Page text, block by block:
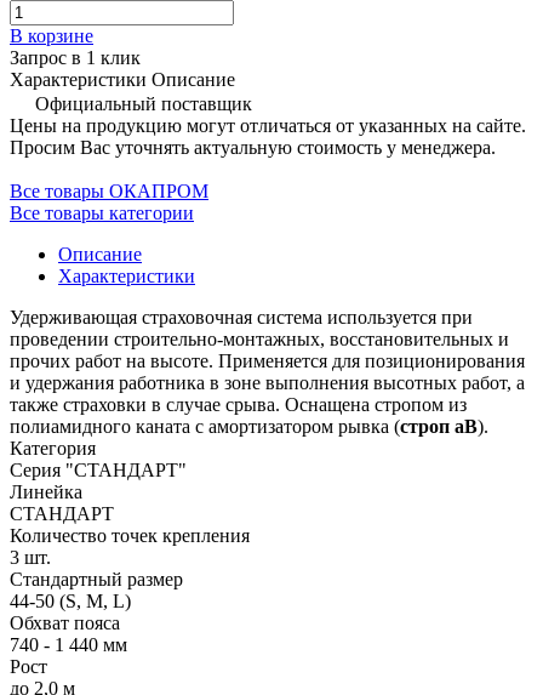
В корзине
Запрос в 1 клик
Характеристики Описание
Официальный поставщик
Цены на продукцию могут отличаться от указанных на сайте.
Просим Вас уточнять актуальную стоимость у менеджера.
Все товары ОКАПРОМ
Все товары категории
Описание
Характеристики
Удерживающая страховочная система используется при
проведении строительно-монтажных, восстановительных и
прочих работ на высоте. Применяется для позиционирования
и удержания работника в зоне выполнения высотных работ, а
также страховки в случае срыва. Оснащена стропом из
полиамидного каната с амортизатором рывка (строп аВ).
Категория
Серия "СТАНДАРТ"
Линейка
СТАНДАРТ
Количество точек крепления
3 шт.
Стандартный размер
44-50 (S, M, L)
Обхват пояса
740 - 1 440 мм
Рост
до 2,0 м